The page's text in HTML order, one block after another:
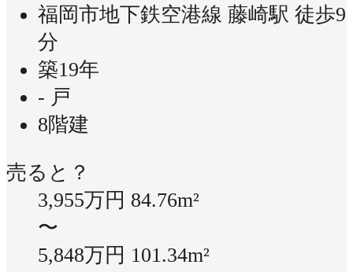
福岡市地下鉄空港線 藤崎駅 徒歩9
分
築19年
- 戸
8階建
売ると？
3,955万円 84.76m²
〜
5,848万円 101.34m²